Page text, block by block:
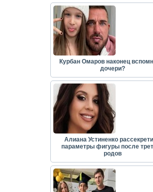
Курбан Омаров наконец
дочери?
Алиана Устиненко
параметры фигуры после
родов